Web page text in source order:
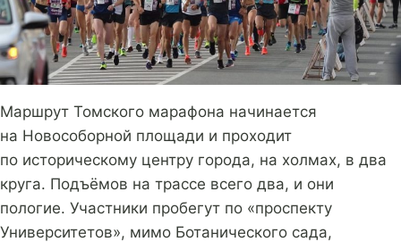
Маршрут Томского марафона начинается
на Новособорной площади и проходит
по историческому центру города, на холмах, в два
круга. Подъёмов на трассе всего два, и они
пологие. Участники пробегут по «проспекту
Университетов», мимо Ботанического сада,